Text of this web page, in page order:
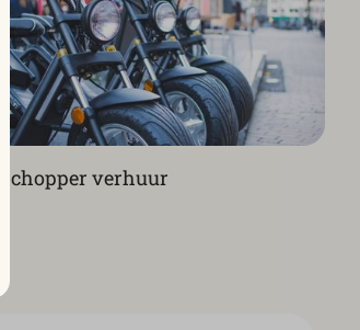
E-chopper verhuur